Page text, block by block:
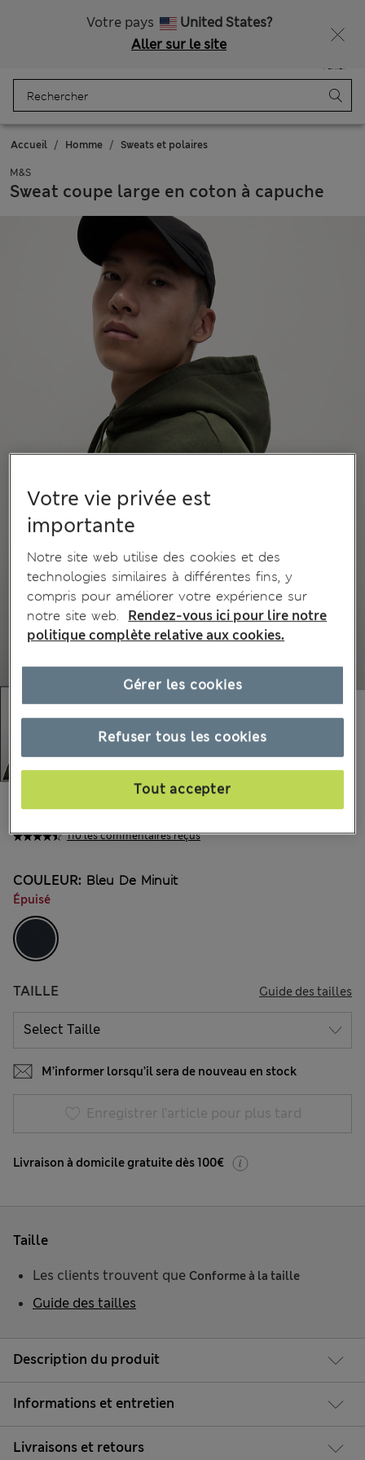
Votre pays
United States?
Aller sur le site
Panier
Accueil Homme Sweats et polaires
M&S
Sweat coupe large en coton à capuche
110 les commentaires reçus
€50,00 Tous les prix incluent les taxes et les frais de douanes
COULEUR: Bleu De Minuit
Épuisé
TAILLE Guide des tailles
M’informer lorsqu’il sera de nouveau en stock
Enregistrer l’article pour plus tard
Livraison à domicile gratuite dès 100€
Description du produit
Informations et entretien
Livraisons et retours
Taille
Les clients trouvent que Conforme à la taille
Guide des tailles
Votre vie privée est
importante
Notre site web utilise des cookies et des
technologies similaires à différentes fins, y
compris pour améliorer votre expérience sur
notre site web.
Rendez-vous ici pour lire notre
politique complète relative aux cookies.
Refuser tous les cookies
Tout accepter
Gérer les cookies